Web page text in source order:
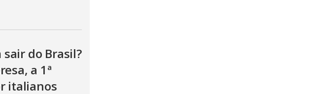
do Brasil?
a 1ª
italianos